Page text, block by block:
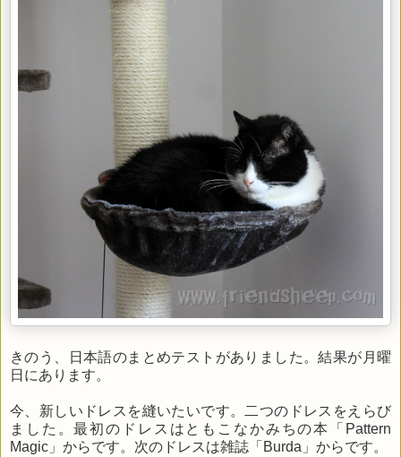
きのう、日本語のまとめテストがありました。結果が月曜
日にあります。
今、新しいドレスを縫いたいです。二つのドレスをえらび
ました。最初のドレスはともこなかみちの本「Pattern
Magic」からです。次のドレスは雑誌「Burda」からです。